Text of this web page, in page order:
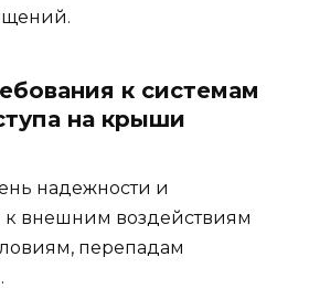
к системам
на крыши
надежности и
к внешним воздействиям
перепадам